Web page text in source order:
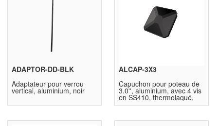
ADAPTOR-DD-BLK
Adaptateur pour verrou
vertical, aluminium, noir
ALCAP-3X3
Capuchon pour poteau de
3.0'', aluminium, avec 4 vis
en SS410, thermolaqué,
noir, JNK7070